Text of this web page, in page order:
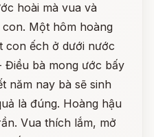
hoài mà vua và
Một hôm hoàng
con ếch ở dưới nước
Điều bà mong ước bấy
năm nay bà sẽ sinh
là đúng. Hoàng hậu
Vua thích lắm, mở